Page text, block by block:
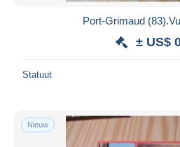
Port-Grimaud
± US$
Statuut
Nieuw